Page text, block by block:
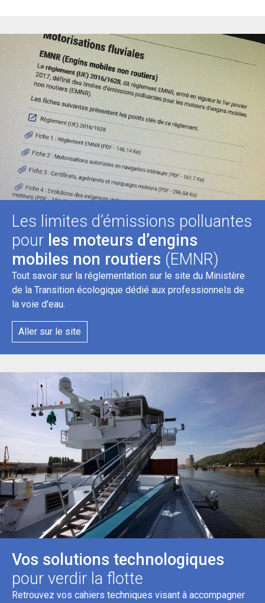
Les limites d’émissions polluantes
pour les moteurs d’engins
mobiles non routiers (EMNR)
Tout savoir sur la réglementation sur le site du Ministère
de la Transition écologique dédié aux professionnels de
la voie d'eau.
Aller sur le site
Vos solutions technologiques
pour verdir la flotte
Retrouvez vos cahiers techniques visant à accompagner